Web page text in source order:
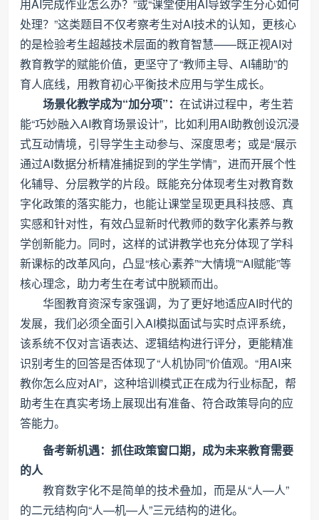
用AI完成作业怎么办？”或“课堂使用AI导致学生分心如何
处理？”这类题目不仅考察考生对AI技术的认知，更核心
的是检验考生超越技术层面的教育智慧——既正视AI对
教育教学的赋能价值，更坚守了“教师主导、AI辅助”的
育人底线，用教育初心平衡技术应用与学生成长。
场景化教学成为“加分项”： 在试讲过程中，考生若
能“巧妙融入AI教育场景设计”，比如利用AI助教创设沉浸
式互动情境，引导学生主动参与、深度思考；或是“展示
通过AI数据分析精准捕捉到的学生学情”，进而开展个性
化辅导、分层教学的片段。既能充分体现考生对教育数
字化政策的落实能力，也能让课堂呈现更具科技感、真
实感和针对性，有效凸显新时代教师的数字化素养与教
学创新能力。同时，这样的试讲教学也充分体现了学科
新课标的改革风向，凸显“核心素养”“大情境”“AI赋能”等
核心理念，助力考生在考试中脱颖而出。
华图教育资深专家强调，为了更好地适应AI时代的
发展，我们必须全面引入AI模拟面试与实时点评系统，
该系统不仅对言语表达、逻辑结构进行评分，更能精准
识别考生的回答是否体现了“人机协同”价值观。“用AI来
教你怎么应对AI”，这种培训模式正在成为行业标配，帮
助考生在真实考场上展现出有准备、符合政策导向的应
答能力。
备考新机遇：抓住政策窗口期，成为未来教育需要
的人
教育数字化不是简单的技术叠加，而是从“人—人”
的二元结构向“人—机—人”三元结构的进化。